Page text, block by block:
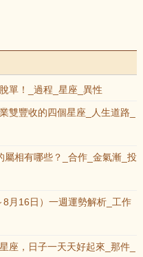
單！_過程_星座_異性
雙豐收的四個星座_人生道路_
屬相有哪些？_合作_金氣漸_投
月16日）一週運勢解析_工作
座，日子一天天好起來_那件_